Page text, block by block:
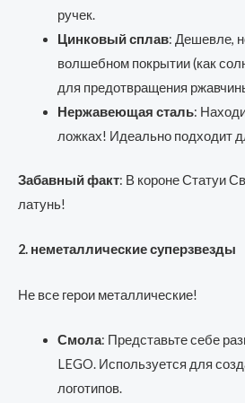
ручек.
Цинковый сплав: Дешевле,
волшебном покрытии (как
для предотвращения
Нержавеющая сталь:
ложках! Идеально подходит
Забавный факт: В короне Статуи
латунь!
2. неметаллические суперзвезды
Не все герои металлические!
Смола: Представьте себе
LEGO. Используется для
логотипов.